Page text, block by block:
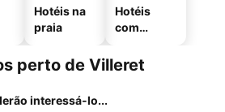
Hotéis na
praia
Hotéis
com
mento
perto de Villeret
interessá-lo...